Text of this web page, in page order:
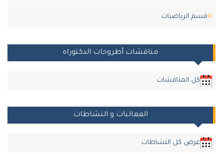
قسم الرياضيات
مناقشات أطروحات الدكتوراه
كل المناقشات
الفعاليات و النشاطات
عرض كل النشاطات